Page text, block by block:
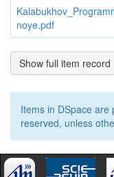
noye.pdf
Show full item record
Items in DSpace
reserved, unless